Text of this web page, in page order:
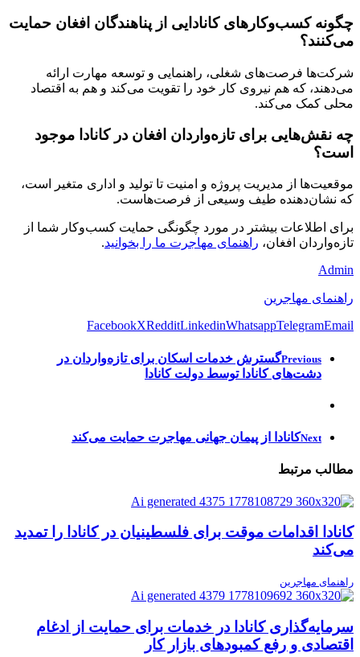
چگونه کسب‌وکارهای کانادایی از پناهندگان افغان حمایت
می‌کنند؟
شرکت‌ها فرصت‌های شغلی، راهنمایی و توسعه مهارت ارائه
می‌دهند، که هم نیروی کار خود را تقویت می‌کند و هم به اقتصاد
محلی کمک می‌کند.
چه نقش‌هایی برای تازه‌واردان افغان در کانادا موجود
است؟
موقعیت‌ها از مدیریت پروژه و امنیت تا تولید و اداری متغیر است،
که نشان‌دهنده طیف وسیعی از فرصت‌هاست.
برای اطلاعات بیشتر در مورد چگونگی حمایت کسب‌وکار شما از
تازه‌واردان افغان، راهنمای مهاجرت ما را بخوانید.
Admin
راهنمای مهاجرین
FacebookXRedditLinkedinWhatsappTelegramEmail
Previousگسترش خدمات اسکان برای تازه‌واردان در
دشت‌های کانادا توسط دولت کانادا
Nextکانادا از پیمان جهانی مهاجرت حمایت می‌کند
مطالب مرتبط
کانادا اقدامات موقت برای فلسطینیان در کانادا را تمدید
می‌کند
راهنمای مهاجرین
سرمایه‌گذاری کانادا در خدمات برای حمایت از ادغام
اقتصادی و رفع کمبودهای بازار کار